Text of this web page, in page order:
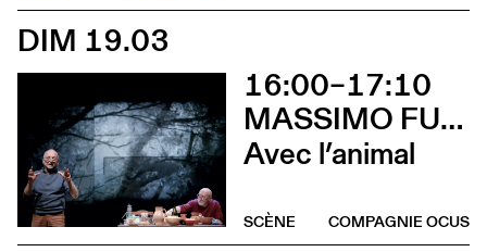
DIM 19.03
16:00–17:10
MASSIMO FURLAN & CLAIRE DE RIBAUPIERRE
Avec l’animal
COMPAGNIE OCUS
SCÈNE